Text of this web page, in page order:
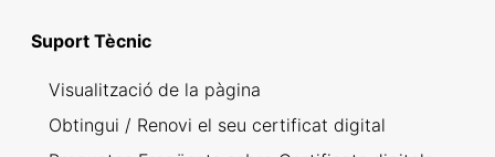
Suport Tècnic
Visualització de la pàgina
Obtingui / Renovi el seu certificat digital